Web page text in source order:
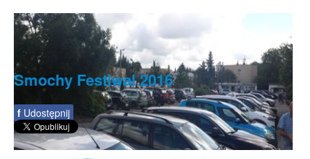
Smochy Festiwal 2016
f Udostępnij